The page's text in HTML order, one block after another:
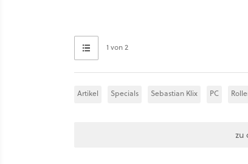
1 von 2
Artikel Specials Sebastian Klix PC
zu